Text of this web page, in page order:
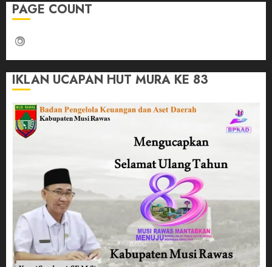
PAGE COUNT
IKLAN UCAPAN HUT MURA KE 83